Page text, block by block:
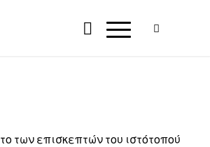
των επισκεπτών του ιστότοπού